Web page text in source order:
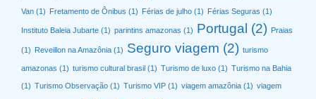
Van (1) Fretamento de Ônibus (1) Férias de julho (1) Férias Seguras (1)
Instituto Baleia Jubarte (1) parintins amazonas (1) Portugal (2) Praias
(1) Reveillon na Amazônia (1) Seguro viagem (2) turismo
amazonas (1) turismo cultural brasil (1) Turismo de luxo (1) Turismo na Bahia
(1) Turismo Observação (1) Turismo VIP (1) viagem amazônia (1) viagem